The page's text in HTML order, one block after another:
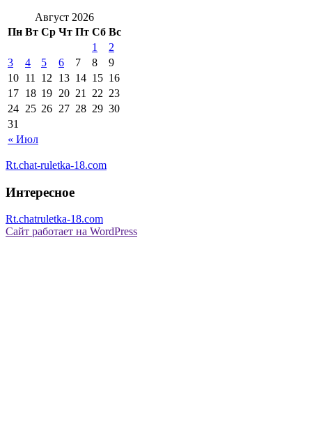
Август 2026
Пн Вт Ср Чт Пт Сб Вс
« Июл
1
2
3
4 5 6 7 8
9
10 11 12 13 14 15 16
17 18 19 20 21 22 23
24 25 26 27 28 29 30
31
Rt.chat-ruletka-18.com
Интересное
Rt.chatruletka-18.com
Сайт работает на WordPress